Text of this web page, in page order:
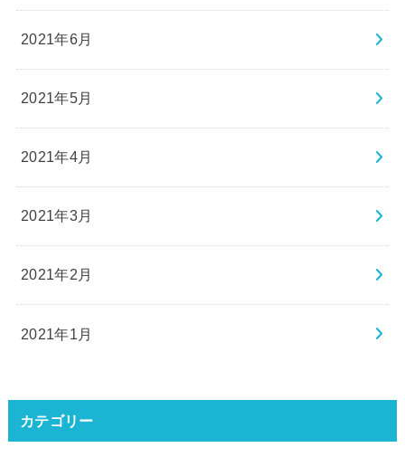
2021年6月
2021年5月
2021年4月
2021年3月
2021年2月
2021年1月
カテゴリー